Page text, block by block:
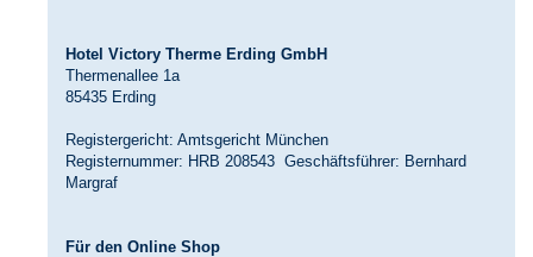
Hotel Victory Therme Erding GmbH
Thermenallee 1a
85435 Erding
Registergericht: Amtsgericht München
Registernummer: HRB 208543 Geschäftsführer: Bernhard
Margraf
Für den Online Shop